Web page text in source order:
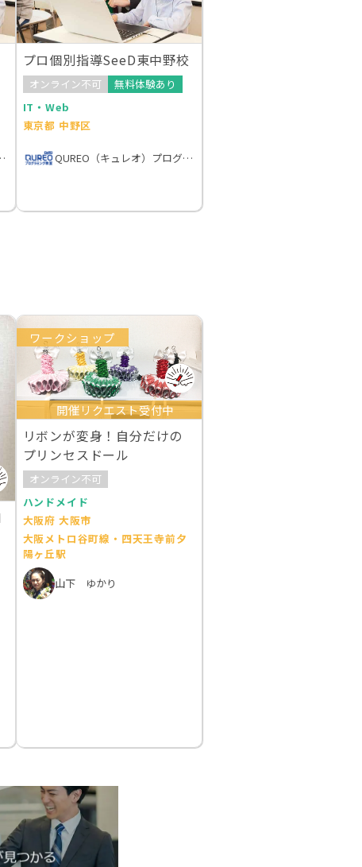
ミング教室
プロ個別指導SeeD東中野校
オンライン不可
無料体験あり
IT・Web
東京都 中野区
QUREO（キュレオ）プログラミング教室
ワークショップ
開催リクエスト受付中
リボンが変身！自分だけの
プリンセスドール
オンライン不可
ハンドメイド
大阪府 大阪市
大阪メトロ谷町線・四天王寺前夕
陽ヶ丘駅
山下 ゆかり